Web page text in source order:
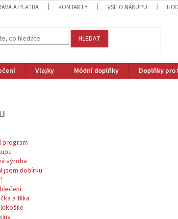
A PLATBA KONTAKTY VŠE O NÁKUPU
HLEDAT
Vlajky Módní doplňky Doplňky
program
výroba
jsem dobírku
a tílka